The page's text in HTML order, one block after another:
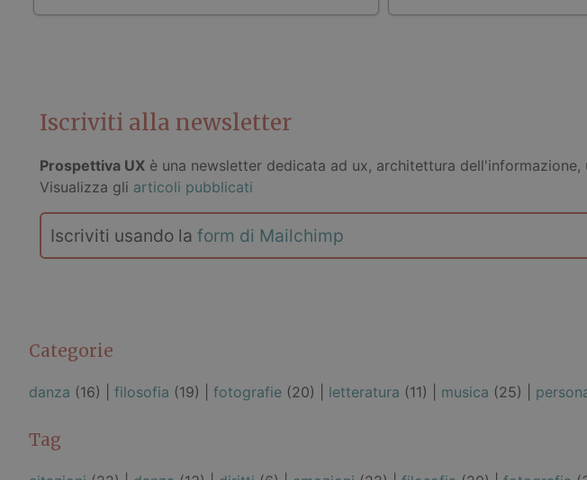
Iscriviti alla newsletter
Prospettiva UX è una newsletter dedicata ad ux, architettura dell'informazione,
Visualizza gli articoli pubblicati
Iscriviti usando la form di Mailchimp
Categorie
danza (16) | filosofia (19) | fotografie (20) | letteratura (11) | musica (25) |
Tag